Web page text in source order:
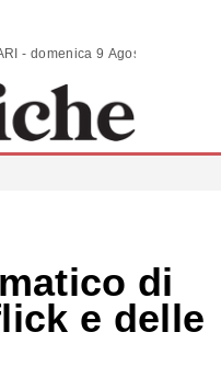
ANALISI | COMMENTI | SCENARI - domenica 9 Agosto 2026
di
e delle